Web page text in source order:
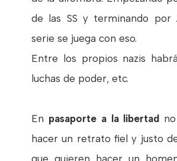
de las SS y terminando por
serie se juega con eso.
Entre los propios nazis
luchas de poder, etc.
En pasaporte a la libertad
hacer un retrato fiel y justo
que quieren hacer un